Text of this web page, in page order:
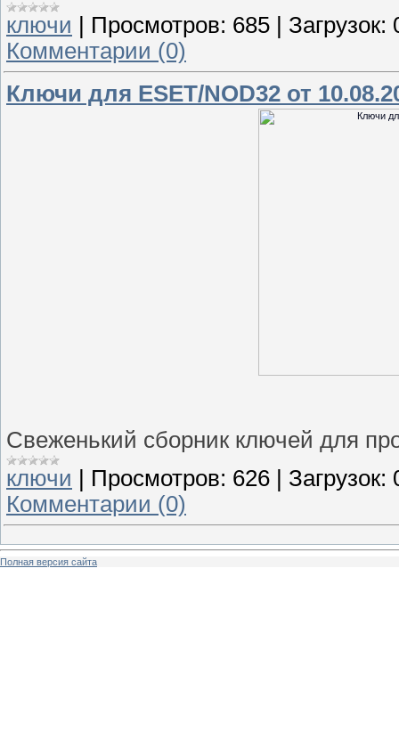
ключи
Просмотров: 685 Загрузок:
Комментарии (0)
Ключи для ESET/NOD32 от
Свеженький сборник ключей для
ключи | Просмотров: 626 | Загрузок:
Комментарии (0)
Полная версия сайта